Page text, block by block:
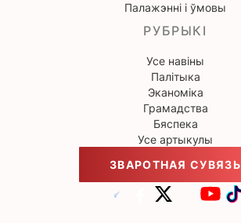
Палажэнні і ўмовы
РУБРЫКІ
Усе навіны
Палітыка
Эканоміка
Грамадства
Бяспека
Усе артыкулы
ЗВАРОТНАЯ СУВЯЗЬ